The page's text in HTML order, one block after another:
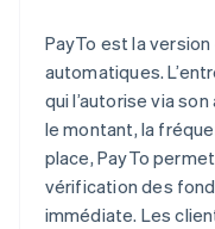
PayTo est la
automatiques.
qui l’autorise via
le montant, la
place, PayTo
vérification des
immédiate. Les